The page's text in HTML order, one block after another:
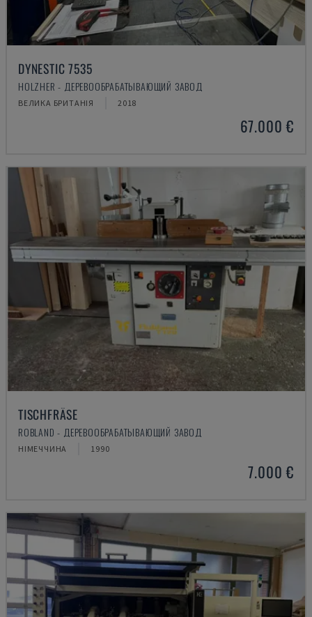
DYNESTIC 7535
HOLZHER - ДЕРЕВООБРАБАТЫВАЮЩИЙ ЗАВОД
ВЕЛИКА БРИТАНІЯ 2018
67.000 €
TISCHFRÄSE
ROBLAND - ДЕРЕВООБРАБАТЫВАЮЩИЙ ЗАВОД
НІМЕЧЧИНА 1990
7.000 €